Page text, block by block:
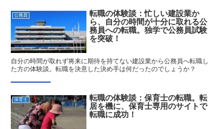
公務員
転職の体験談：忙しい建設業か
ら、自分の時間が十分に取れる公
務員への転職。独学で公務員試験
を突破！
自分の時間が取れず将来に期待を持てない建設業から公務員へ転職し
た方の体験談。転職を決意した決め手は何だったのでしょうか？
保育士
転職の体験談：保育士の転職。転
居を機に、保育士専用のサイトで
転職に成功！